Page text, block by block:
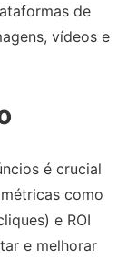
de
vídeos e
é crucial
como
e ROI
e melhorar